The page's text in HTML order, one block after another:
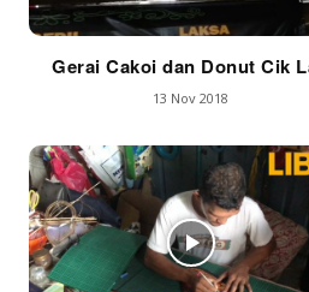
Gerai Cakoi dan Donut Cik
13 Nov 2018